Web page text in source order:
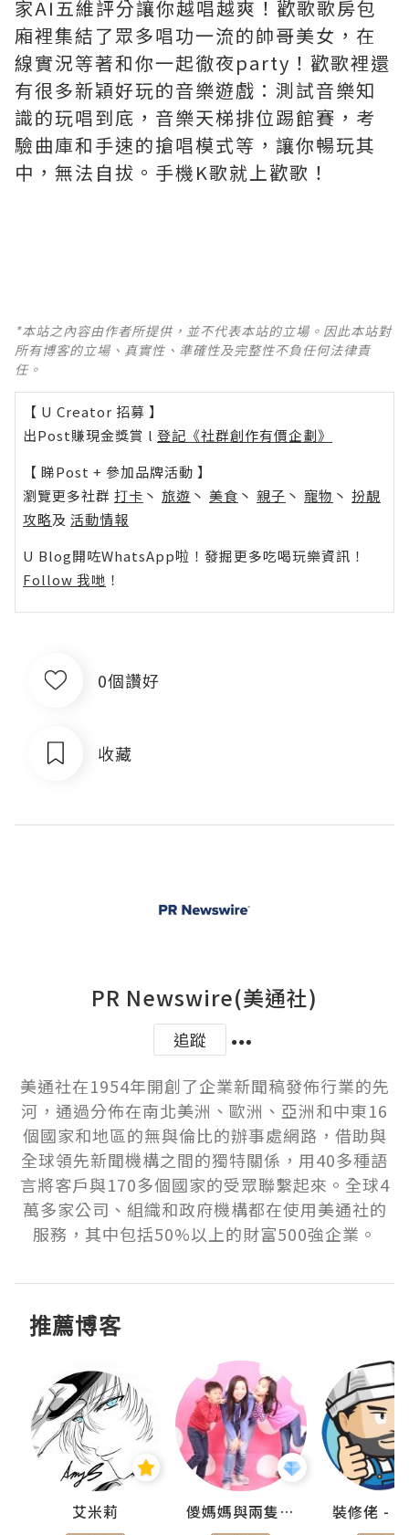
家AI五維評分讓你越唱越爽！歡歌歌房包
廂裡集結了眾多唱功一流的帥哥美女，在
線實況等著和你一起徹夜party！歡歌裡還
有很多新穎好玩的音樂遊戲：測試音樂知
識的玩唱到底，音樂天梯排位踢館賽，考
驗曲庫和手速的搶唱模式等，讓你暢玩其
中，無法自拔。手機K歌就上歡歌！
*本站之內容由作者所提供，並不代表本站的立場。因此本站對
所有博客的立場、真實性、準確性及完整性不負任何法律責
任。
【 U Creator 招募 】
出Post賺現金獎賞 l 登記《社群創作有價企劃》
【 睇Post + 參加品牌活動 】
瀏覽更多社群 打卡 丶 旅遊 丶 美食 丶 親子 丶 寵物 丶 扮靚
攻略及 活動情報
U Blog開咗WhatsApp啦！發掘更多吃喝玩樂資訊！
Follow 我哋 ！
0個讚好
收藏
PR Newswire(美通社)
追蹤
美通社在1954年開創了企業新聞稿發佈行業的先
河，通過分佈在南北美洲、歐洲、亞洲和中東16
個國家和地區的無與倫比的辦事處網路，借助與
全球領先新聞機構之間的獨特關係，用40多種語
言將客戶與170多個國家的受眾聯繫起來。全球4
萬多家公司、組織和政府機構都在使用美通社的
服務，其中包括50%以上的財富500強企業。
推薦博客
艾米莉 儍媽媽與兩隻小魔怪之家